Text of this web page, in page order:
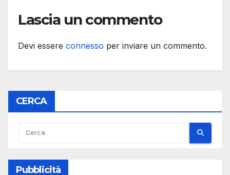
Lascia un commento
Devi essere connesso per inviare un commento.
CERCA
Pubblicità